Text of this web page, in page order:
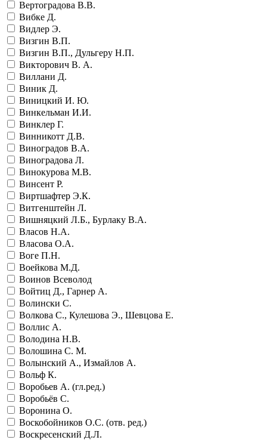
Вертоградова В.В.
Вибке Д.
Видлер Э.
Визгин В.П.
Визгин В.П., Дульгеру Н.П.
Викторович В. А.
Виллани Д.
Виник Д.
Виницкий И. Ю.
Винкельман И.И.
Винклер Г.
Винникотт Д.В.
Виноградов В.А.
Виноградова Л.
Винокурова М.В.
Винсент Р.
Виртшафтер Э.К.
Витгенштейн Л.
Вишняцкий Л.Б., Бурлаку В.А.
Власов Н.А.
Власова О.А.
Воге П.Н.
Воейкова М.Д.
Воинов Всеволод
Войтиц Д., Гарнер А.
Волински С.
Волкова С., Кулешова Э., Шевцова Е.
Воллис А.
Володина Н.В.
Волошина С. М.
Волынский А., Измайлов А.
Вольф К.
Воробьев А. (гл.ред.)
Воробьёв С.
Воронина О.
Воскобойников О.С. (отв. ред.)
Воскресенский Д.Л.